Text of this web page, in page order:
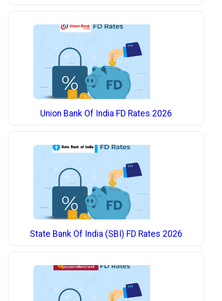
Union Bank Of India FD Rates 2026
State Bank Of India (SBI) FD Rates 2026